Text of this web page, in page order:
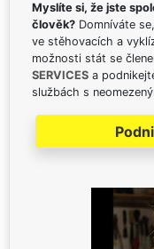
Myslíte si, že jste
člověk? Domníváte
ve stěhovacích a
možnosti stát se
SERVICES a
službách s